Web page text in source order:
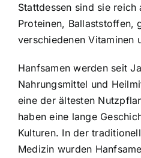
Stattdessen sind sie reich
Proteinen, Ballaststoffen,
verschiedenen Vitaminen
Hanfsamen werden seit
Nahrungsmittel und
eine der ältesten
haben eine lange
Kulturen. In der
Medizin wurden